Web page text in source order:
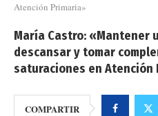
Atención Primaria»
María Castro: «Mantener
descansar y tomar
saturaciones en Atención
COMPARTIR